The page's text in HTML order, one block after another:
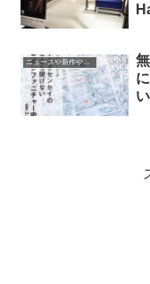
ニュースや新作やイベントの情報